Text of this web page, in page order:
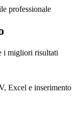
professionale
i migliori risultati
Excel e inserimento